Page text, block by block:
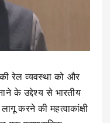
रेल व्यवस्था को और
के उद्देश्य से भारतीय
करने की महत्वाकांक्षी